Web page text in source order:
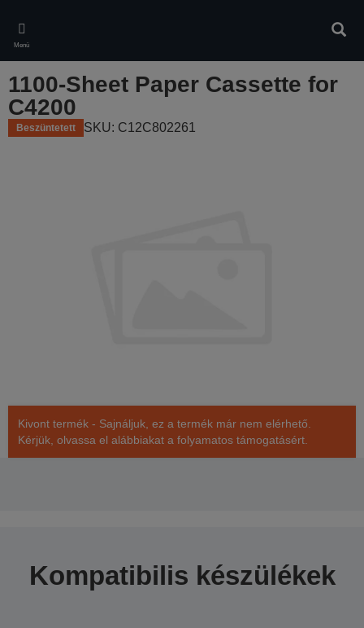
main
content
Menü
1100-Sheet Paper Cassette for
C4200
Beszüntetett SKU: C12C802261
Kivont termék - Sajnáljuk, ez a termék már nem elérhető.
Kérjük, olvassa el alábbiakat a folyamatos támogatásért.
Kompatibilis készülékek